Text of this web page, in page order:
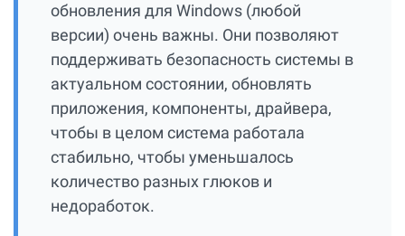
обновления для Windows (любой
версии) очень важны. Они позволяют
поддерживать безопасность системы в
актуальном состоянии, обновлять
приложения, компоненты, драйвера,
чтобы в целом система работала
стабильно, чтобы уменьшалось
количество разных глюков и
недоработок.